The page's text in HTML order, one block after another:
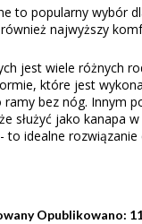
to popularny wybór
najwyższy
jest wiele różnych
które jest
bez nóg. Innym
służyć jako kanapa
to idealne
Opublikowano: